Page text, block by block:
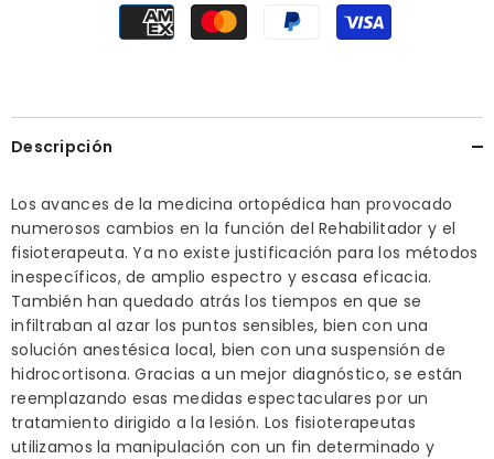
Descripción
Los avances de la medicina ortopédica han provocado
numerosos cambios en la función del Rehabilitador y el
fisioterapeuta. Ya no existe justificación para los métodos
inespecíficos, de amplio espectro y escasa eficacia.
También han quedado atrás los tiempos en que se
infiltraban al azar los puntos sensibles, bien con una
solución anestésica local, bien con una suspensión de
hidrocortisona. Gracias a un mejor diagnóstico, se están
reemplazando esas medidas espectaculares por un
tratamiento dirigido a la lesión. Los fisioterapeutas
utilizamos la manipulación con un fin determinado y